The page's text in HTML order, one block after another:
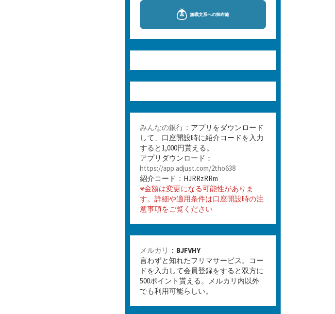
みんなの銀行 ：アプリをダウンロード
して、口座開設時に紹介コードを入力
すると1,000円貰える。
アプリダウンロード：
https://app.adjust.com/2tho638
紹介コード：HJRRzRRm
※金額は変更になる可能性がありま
す。詳細や適用条件は口座開設時の注
意事項をご覧ください
メルカリ ： BJFVHY
言わずと知れたフリマサービス。コー
ドを入力して会員登録をすると双方に
500ポイント貰える。メルカリ内以外
でも利用可能らしい。